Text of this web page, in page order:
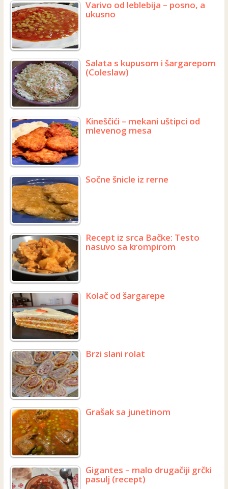
Varivo od leblebija – posno, a
ukusno
Salata s kupusom i šargarepom
(Coleslaw)
Kineščići – mekani uštipci od
mlevenog mesa
Sočne šnicle iz rerne
Recept iz srca Bačke: Testo
nasuvo sa krompirom
Kolač od šargarepe
Brzi slani rolat
Grašak sa junetinom
Gigantes – malo drugačiji grčki
pasulj (recept)